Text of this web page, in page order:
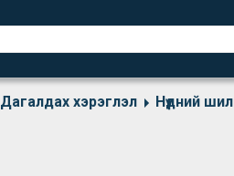
Дагалдах хэрэглэл Нүдний шил